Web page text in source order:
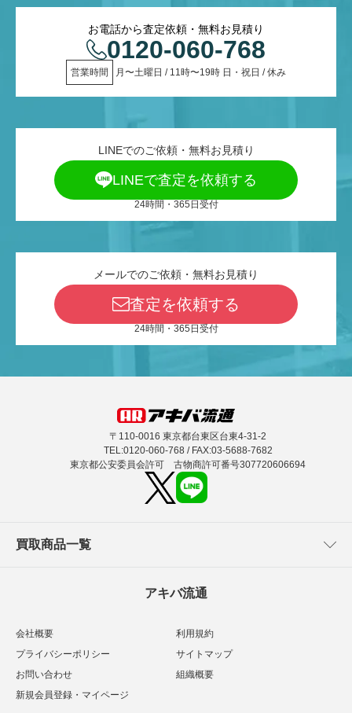
お電話から査定依頼・無料お見積り
0120-060-768
営業時間 月〜土曜日 / 11時〜19時 日・祝日 / 休み
LINEでのご依頼・無料お見積り
LINEで査定を依頼する
24時間・365日受付
メールでのご依頼・無料お見積り
査定を依頼する
24時間・365日受付
〒110-0016 東京都台東区台東4-31-2
TEL:0120-060-768 / FAX:03-5688-7682
東京都公安委員会許可 古物商許可番号307720606694
買取商品一覧
アキバ流通
会社概要
利用規約
プライバシーポリシー
サイトマップ
お問い合わせ
組織概要
新規会員登録・マイページ